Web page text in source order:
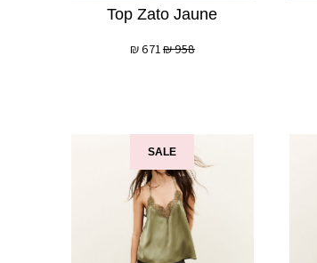
Top Zato Jaune
958
₪
671
₪
SALE